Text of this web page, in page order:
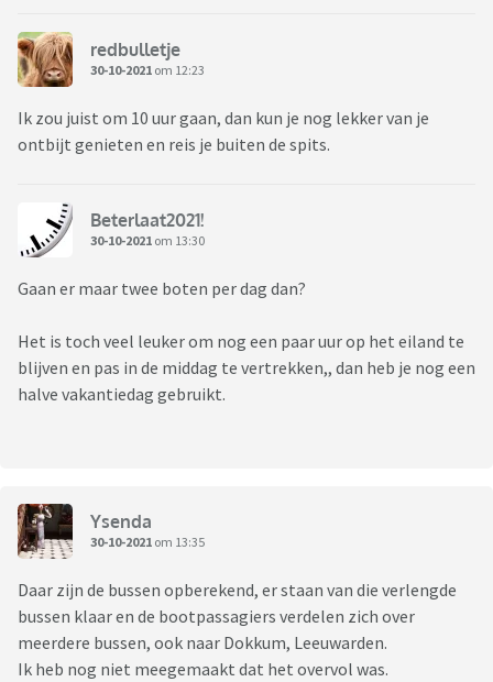
redbulletje
30-10-2021 om 12:23
Ik zou juist om 10 uur gaan, dan kun je nog lekker van je
ontbijt genieten en reis je buiten de spits.
Beterlaat2021!
30-10-2021 om 13:30
Gaan er maar twee boten per dag dan?
Het is toch veel leuker om nog een paar uur op het eiland te
blijven en pas in de middag te vertrekken,, dan heb je nog een
halve vakantiedag gebruikt.
Ysenda
30-10-2021 om 13:35
Daar zijn de bussen opberekend, er staan van die verlengde
bussen klaar en de bootpassagiers verdelen zich over
meerdere bussen, ook naar Dokkum, Leeuwarden.
Ik heb nog niet meegemaakt dat het overvol was.